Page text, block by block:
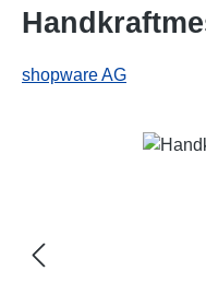
shopware AG
Bildergalerie